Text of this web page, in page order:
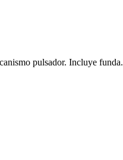
pulsador. Incluye funda.